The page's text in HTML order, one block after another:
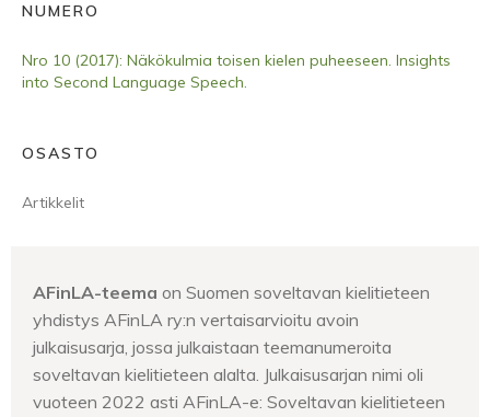
NUMERO
Nro 10 (2017): Näkökulmia toisen kielen puheeseen. Insights
into Second Language Speech.
OSASTO
Artikkelit
AFinLA-teema on Suomen soveltavan kielitieteen
yhdistys AFinLA ry:n vertaisarvioitu avoin
julkaisusarja, jossa julkaistaan teemanumeroita
soveltavan kielitieteen alalta. Julkaisusarjan nimi oli
vuoteen 2022 asti AFinLA-e: Soveltavan kielitieteen